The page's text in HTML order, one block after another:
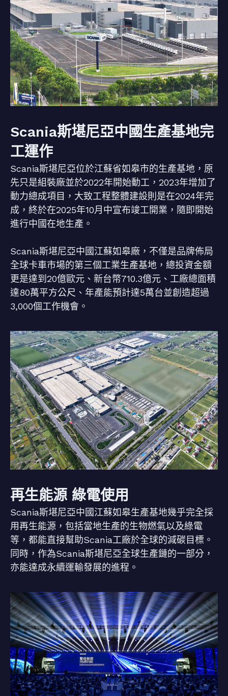
Scania斯堪尼亞中國生產基地完
工運作
Scania斯堪尼亞位於江蘇省如皋市的生產基地，原
先只是組裝廠並於2022年開始動工，2023年增加了
動力總成項目，大致工程整體建設則是在2024年完
成，終於在2025年10月中宣布竣工開業，隨即開始
進行中國在地生產。
Scania斯堪尼亞中國江蘇如皋廠，不僅是品牌佈局
全球卡車市場的第三個工業生產基地，總投資金額
更是達到20億歐元、新台幣710.3億元、工廠總面積
達80萬平方公尺、年產能預計達5萬台並創造超過
3,000個工作機會。
再生能源 綠電使用
Scania斯堪尼亞中國江蘇如皋生產基地幾乎完全採
用再生能源，包括當地生產的生物燃氣以及綠電
等，都能直接幫助Scania工廠於全球的減碳目標。
同時，作為Scania斯堪尼亞全球生產鏈的一部分，
亦能達成永續運輸發展的進程。